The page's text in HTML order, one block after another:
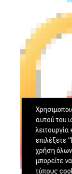
αυτού του
επιλέξετε
χρήση
μπορείτε
τύπους